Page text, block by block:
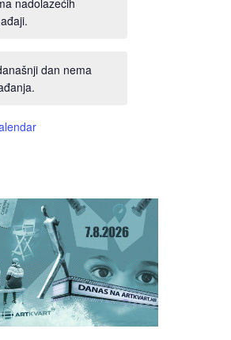
nadolazećih
dan nema